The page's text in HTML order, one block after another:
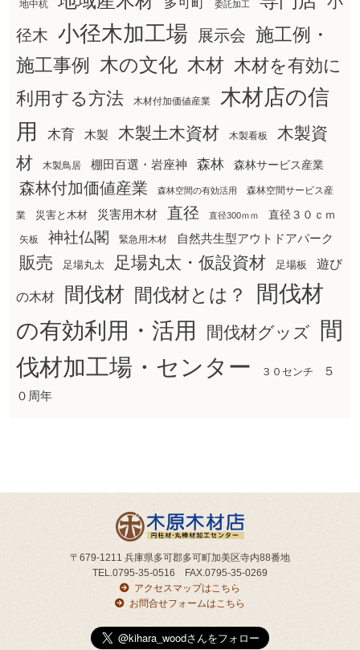
地中杭 委託加工
径木 小径木加工場 展示会 施工例・
施工事例
木の文化 木材 木材を有効に
利用する方法
木材付加価値産業
木材店の信
用
木育 木製 木製土木資材 木製看板
木製資
材
木製鳥居 棚田百選・岩座神 森林 森林サービス産業
森林付加価値産業 森林空間の有効活用 森林空間サービス産
業 災害と木材 災害用木材 直径 直径300ｍｍ 直径３０ｃｍ
矢板 神社仏閣 緊急用木材 自然共生型アウトドアパーク
販売 足場丸太 足場丸太・仮設資材 足場板 遊び
の木材 間伐材 間伐材とは？
間伐材
の有効利用・活用
間伐材グッズ
間
伐材加工場・センター
３０センチ
５
０周年
〒679-1211 兵庫県多可郡多可町加美区寺内88番地
TEL.0795-35-0516 FAX.0795-35-0269
アクセスマップはこちら
お問合せフォームはこちら